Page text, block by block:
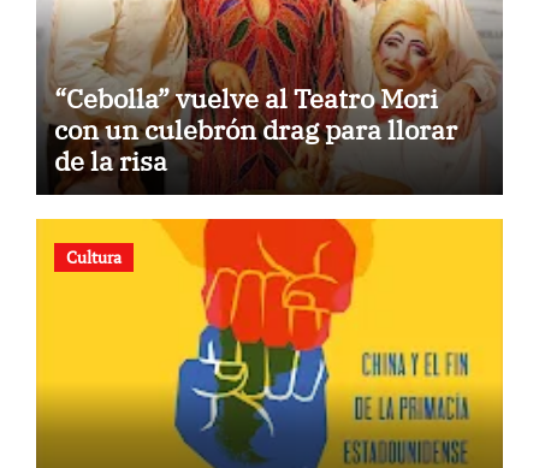
“Cebolla” vuelve al Teatro Mori
con un culebrón drag para llorar
de la risa
Cultura